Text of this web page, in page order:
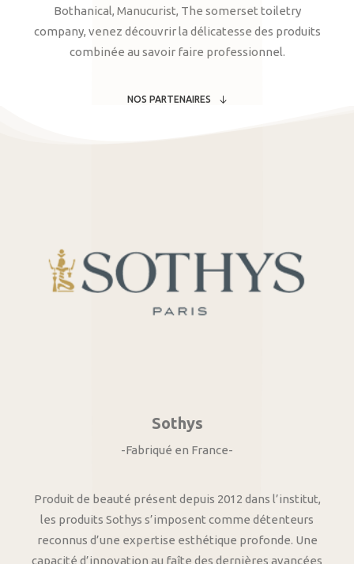
Bothanical, Manucurist, The somerset toiletry
company, venez découvrir la délicatesse des produits
combinée au savoir faire professionnel.
NOS PARTENAIRES
Sothys
-Fabriqué en France-
Produit de beauté présent depuis 2012 dans l’institut,
les produits Sothys s’imposent comme détenteurs
reconnus d’une expertise esthétique profonde. Une
capacité d’innovation au faîte des dernières avancées